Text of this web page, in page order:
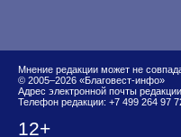
Мнение редакции может не
© 2005–2026 «Благовест-инфо»
Адрес электронной почты
Телефон редакции: +7 499 264 97
12+